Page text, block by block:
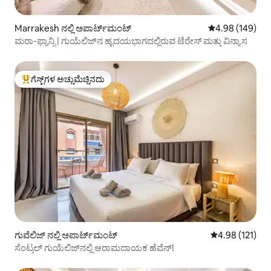
Marrakesh ನಲ್ಲಿ ಅಪಾರ್ಟ್‌ಮಂಟ್ 5 ರಲ್ಲಿ 4.98
4.98 (149)
ಮರಾ-ಫ್ಯಾನ್ಸಿ | ಗುಯೆಲಿಜ್‌ನ ಹೃದಯಭಾಗದಲ್ಲಿರುವ ಟೆರೇಸ್ ಮತ್ತು ವಿನ್ಯಾಸ
ಗೆಸ್ಟ್‌ಗಳಿಗೆ ಅತಿ ಹೆಚ್ಚು ಅಚ್ಚುಮೆಚ್ಚಿನದು
ಗೆಸ್ಟ್‌ಗಳ ಅಚ್ಚುಮೆಚ್ಚಿನದು
ಗುವೆಲಿಜ್ ನಲ್ಲಿ ಅಪಾರ್ಟ್‌ಮಂಟ್ 5 ರಲ್ಲಿ 4.98
4.98 (121)
ಸೆಂಟ್ರಲ್ ಗುಯೆಲಿಜ್‌ನಲ್ಲಿ ಆರಾಮದಾಯಕ ಹೆವೆನ್!